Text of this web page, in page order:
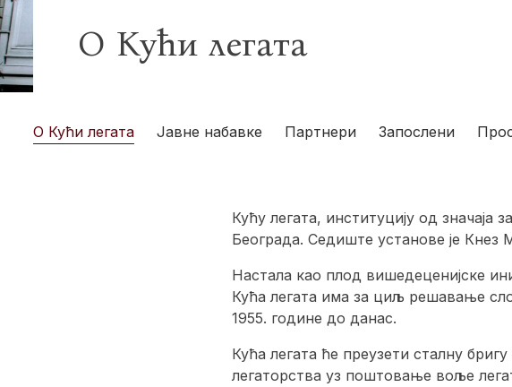
О Кући легата
О Кући легата Јавне набавке Партнери Запослени
Кућу легата, институцију од значаја
Београда. Седиште установе је Кнез
Настала као плод вишедеценијске
Кућа легата има за циљ решавање
1955. године до данас.
Кућа легата ће преузети сталну
легаторства уз поштовање воље